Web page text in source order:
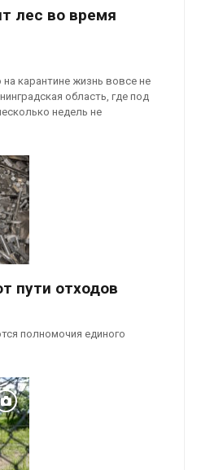
лес во время
карантине жизнь вовсе не
область, где под
недель не
пути отходов
полномочия единого